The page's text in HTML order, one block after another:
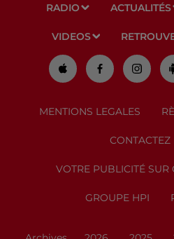
RADIO ACTUALITÉS
VIDEOS
MENTIONS LEGALES
CONTACTEZ
VOTRE PUBLICITÉ SUR
GROUPE HPI